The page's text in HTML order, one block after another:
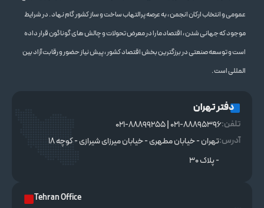
عمومی و انتخاب ارکان انجمن ، به عرصه پرالتهاب ساخت و ساز کشور گام نهاد . در شرایط
موجود که جهانی شدن ، اقتصاد ما را در معرض تحولات و چالش های گوناگون قرار داده
است و توسعه صنعتی در برزگترین بخش اقتصاد کشور ، پیش نیاز حضور و رقابت آزاد بین
المللی است .
دفتر تهران
تلفن:021-88895396 | 021-88899255
آدرس:
تهران - خیابان مطهری - خیابان میرزای شیرازی - کوچه ۱۸
- پلاک ۳۰
Tehran Office